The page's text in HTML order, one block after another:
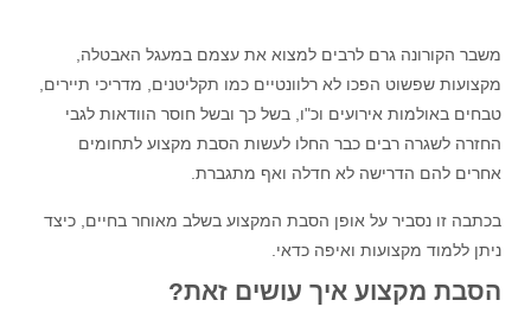
משבר הקורונה גרם לרבים למצוא את עצמם במעגל האבטלה,
מקצועות שפשוט הפכו לא רלוונטיים כמו תקליטנים, מדריכי תיירים,
טבחים באולמות אירועים וכ"ו, בשל כך ובשל חוסר הוודאות לגבי
החזרה לשגרה רבים כבר החלו לעשות הסבת מקצוע לתחומים
אחרים להם הדרישה לא חדלה ואף מתגברת.
בכתבה זו נסביר על אופן הסבת המקצוע בשלב מאוחר בחיים, כיצד
ניתן ללמוד מקצועות ואיפה כדאי.
הסבת מקצוע איך עושים זאת?